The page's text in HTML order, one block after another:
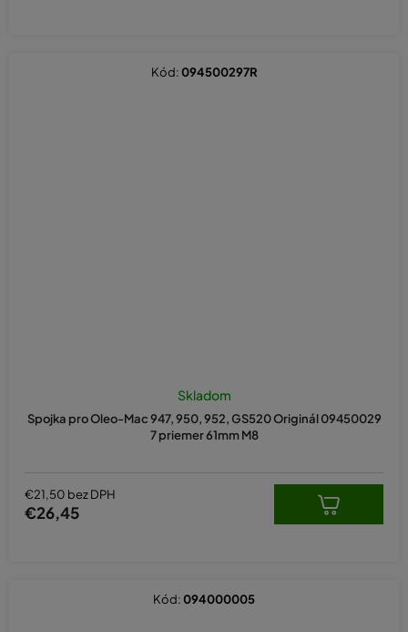
Spojka pro Oleo-Mac 947, 950, 952, GS520 Originál 09450029
7 priemer 61mm M8
Skladom
€21,50 bez DPH
€26,45
Kód:094500297R
Kód:094000005